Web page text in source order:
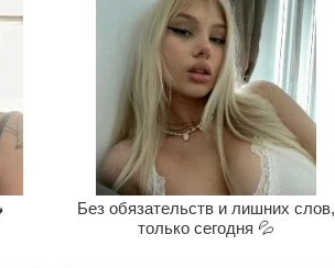
Без обязательств и лишних слов,
только сегодня 💦